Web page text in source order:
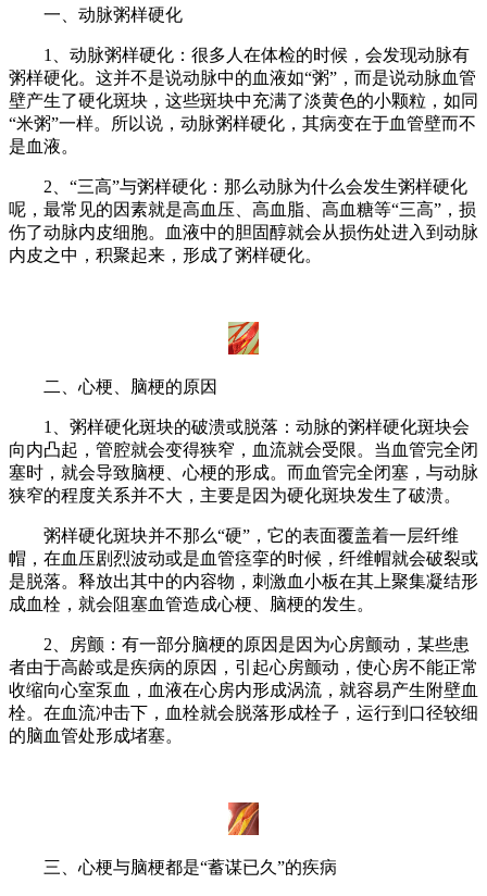
一、动脉粥样硬化
1、动脉粥样硬化：很多人在体检的时候，会发现动脉有
粥样硬化。这并不是说动脉中的血液如“粥”，而是说动脉血管
壁产生了硬化斑块，这些斑块中充满了淡黄色的小颗粒，如同
“米粥”一样。所以说，动脉粥样硬化，其病变在于血管壁而不
是血液。
2、“三高”与粥样硬化：那么动脉为什么会发生粥样硬化
呢，最常见的因素就是高血压、高血脂、高血糖等“三高”，损
伤了动脉内皮细胞。血液中的胆固醇就会从损伤处进入到动脉
内皮之中，积聚起来，形成了粥样硬化。
二、心梗、脑梗的原因
1、粥样硬化斑块的破溃或脱落：动脉的粥样硬化斑块会
向内凸起，管腔就会变得狭窄，血流就会受限。当血管完全闭
塞时，就会导致脑梗、心梗的形成。而血管完全闭塞，与动脉
狭窄的程度关系并不大，主要是因为硬化斑块发生了破溃。
粥样硬化斑块并不那么“硬”，它的表面覆盖着一层纤维
帽，在血压剧烈波动或是血管痉挛的时候，纤维帽就会破裂或
是脱落。释放出其中的内容物，刺激血小板在其上聚集凝结形
成血栓，就会阻塞血管造成心梗、脑梗的发生。
2、房颤：有一部分脑梗的原因是因为心房颤动，某些患
者由于高龄或是疾病的原因，引起心房颤动，使心房不能正常
收缩向心室泵血，血液在心房内形成涡流，就容易产生附壁血
栓。在血流冲击下，血栓就会脱落形成栓子，运行到口径较细
的脑血管处形成堵塞。
三、心梗与脑梗都是“蓄谋已久”的疾病